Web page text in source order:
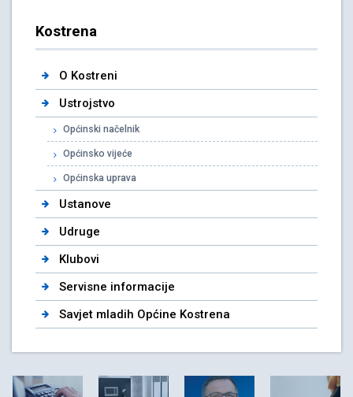
Kostrena
O Kostreni
Ustrojstvo
Općinski načelnik
Općinsko vijeće
Općinska uprava
Ustanove
Udruge
Klubovi
Servisne informacije
Savjet mladih Općine Kostrena